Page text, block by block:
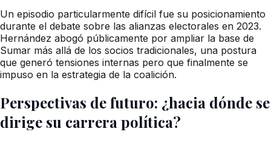
Un episodio particularmente difícil fue su posicionamiento
durante el debate sobre las alianzas electorales en 2023.
Hernández abogó públicamente por ampliar la base de
Sumar más allá de los socios tradicionales, una postura
que generó tensiones internas pero que finalmente se
impuso en la estrategia de la coalición.
Perspectivas de futuro: ¿hacia dónde se
dirige su carrera política?